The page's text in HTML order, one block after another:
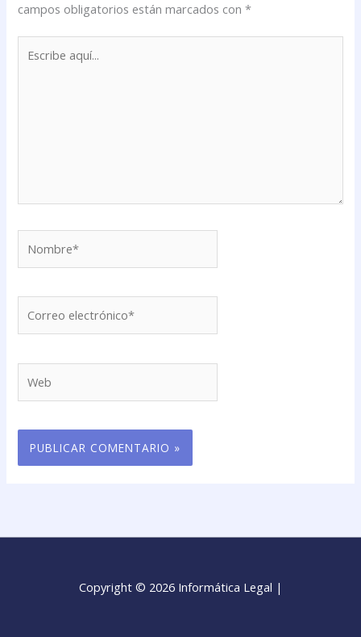
campos obligatorios están marcados con*
aquí...
electrónico*
Copyright © 2026 Informática Legal |